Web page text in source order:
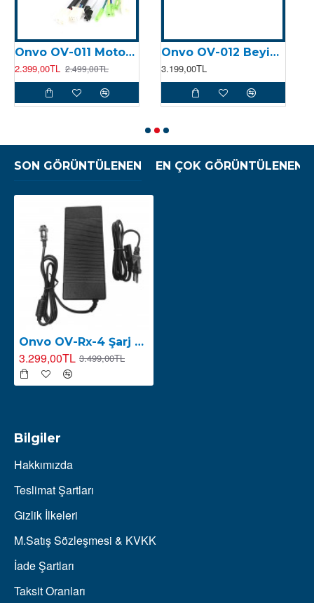
Onvo OV-011 Motor Kontrolcüsü (Beyin)
2.399,00TL 2.499,00TL
Onvo OV-012 Beyin (2024)
3.199,00TL
SON GÖRÜNTÜLENEN EN ÇOK GÖRÜNTÜLENEN
Onvo OV-Rx-4 Şarj Kablosu ve Adaptörü
3.299,00TL 3.499,00TL
Bilgiler
Hakkımızda
Teslimat Şartları
Gizlik İlkeleri
M.Satış Sözleşmesi & KVKK
İade Şartları
Taksit Oranları